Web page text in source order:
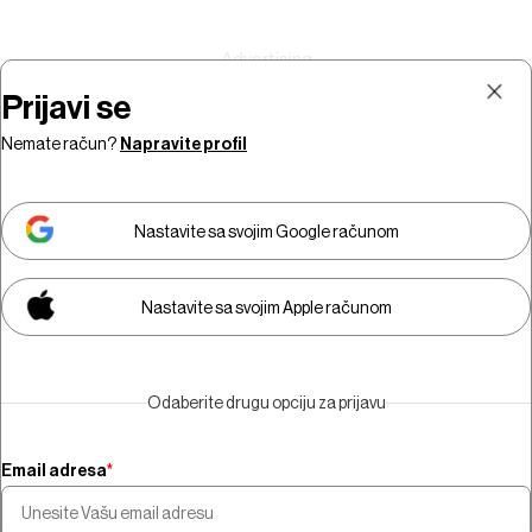
Morate biti pretplatnik da biste
gledali video sadržaj.
Pretplatite se
Prijavi se
Nemate račun? Napravite profil
Nastavite sa svojim Google računom
Nastavite sa svojim Apple računom
Odaberite drugu opciju za prijavu
Email adresa*